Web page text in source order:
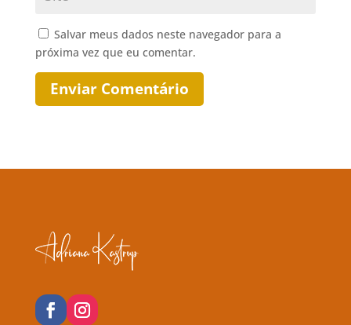
Salvar meus dados neste navegador para a
próxima vez que eu comentar.
Enviar Comentário